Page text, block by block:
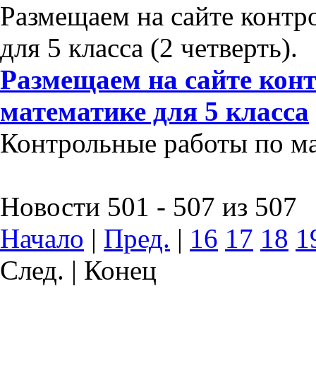
Размещаем на сайте
для 5 класса (2 четверть).
Размещаем на сайте
математике для 5 класса
Контрольные работы по
Новости 501 - 507 из 507
Начало | Пред. | 16 17 18
След. | Конец